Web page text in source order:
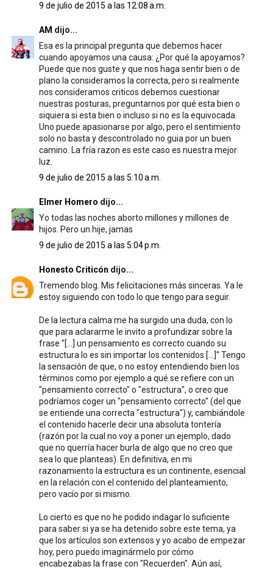
9 de julio de 2015 a las 12:08 a.m.
AM dijo...
Esa es la principal pregunta que debemos hacer
cuando apoyamos una causa: ¿Por qué la apoyamos?
Puede que nos guste y que nos haga sentir bien o de
plano la consideramos la correcta, pero si realmente
nos consideramos criticos debemos cuestionar
nuestras posturas, preguntarnos por qué esta bien o
siquiera si esta bien o incluso si no es la equivocada.
Uno puede apasionarse por algo, pero el sentimiento
solo no basta y descontrolado no guia por un buen
camino. La fría razon es este caso es nuestra mejor
luz.
9 de julio de 2015 a las 5:10 a.m.
Elmer Homero dijo...
Yo todas las noches aborto millones y millones de
hijos. Pero un hije, jamas
9 de julio de 2015 a las 5:04 p.m.
Honesto Criticón dijo...
Tremendo blog. Mis felicitaciones más sinceras. Ya le
estoy siguiendo con todo lo que tengo para seguir.
De la lectura calma me ha surgido una duda, con lo
que para aclararme le invito a profundizar sobre la
frase "[...] un pensamiento es correcto cuando su
estructura lo es sin importar los contenidos [...]" Tengo
la sensación de que, o no estoy entendiendo bien los
términos como por ejemplo a qué se refiere con un
"pensamiento correcto" o "estructura", o creo que
podríamos coger un "pensamiento correcto" (del que
se entiende una correcta "estructura") y, cambiándole
el contenido hacerle decir una absoluta tontería
(razón por la cual no voy a poner un ejemplo, dado
que no querría hacer burla de algo que no creo que
sea lo que planteas). En definitiva, en mi
razonamiento la estructura es un continente, esencial
en la relación con el contenido del planteamiento,
pero vacío por si mismo.
Lo cierto es que no he podido indagar lo suficiente
para saber si ya se ha detenido sobre este tema, ya
que los artículos son extensos y yo acabo de empezar
hoy, pero puedo imaginármelo por cómo
encabezabas la frase con "Recuerden". Aún así,